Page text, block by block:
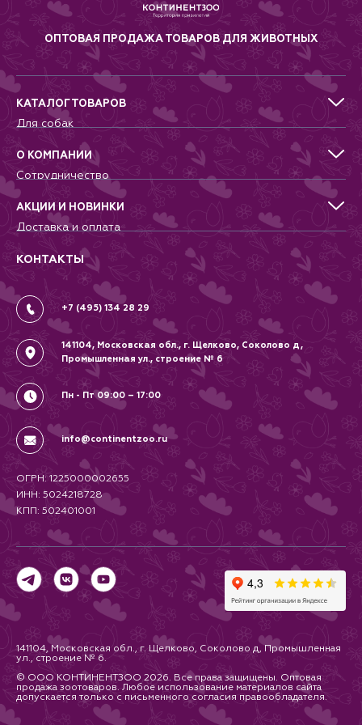
ОПТОВАЯ ПРОДАЖА ТОВАРОВ ДЛЯ ЖИВОТНЫХ
КАТАЛОГ ТОВАРОВ
Для собак
Для кошек
Для грызунов
Для птиц
Аквариумистика, пруд, море
Террариумистика
О КОМПАНИИ
Сотрудничество
Питомникам
Добрые дела
Новости
Контакты
Вопрос-Ответ
АКЦИИ И НОВИНКИ
Доставка и оплата
Гарантии и возврат
Вакансии
Политика
Соглашение
КОНТАКТЫ
+7 (495) 134 28 29
141104, Московская обл., г. Щелково, Соколово д,
Промышленная ул., строение № 6
Пн - Пт 09:00 – 17:00
info@continentzoo.ru
ОГРН: 1225000002655
ИНН: 5024218728
КПП: 502401001
141104, Московская обл., г. Щелково, Соколово д, Промышленная
ул., строение № 6.
© ООО КОНТИНЕНТЗОО 2026. Все права защищены. Оптовая
продажа зоотоваров. Любое использование материалов сайта
допускается только с письменного согласия правообладателя.